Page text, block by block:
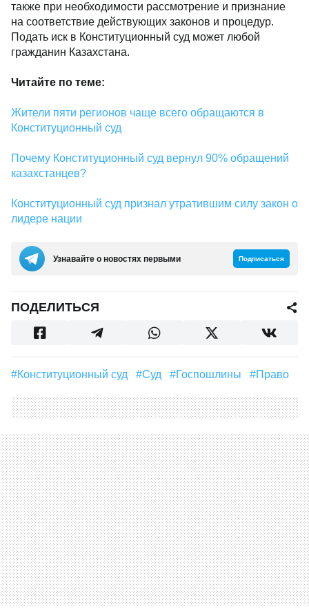
также при необходимости рассмотрение и признание
на соответствие действующих законов и процедур.
Подать иск в Конституционный суд может любой
гражданин Казахстана.
Читайте по теме:
Жители пяти регионов чаще всего обращаются в
Конституционный суд
Почему Конституционный суд вернул 90% обращений
казахстанцев?
Конституционный суд признал утратившим силу закон о
лидере нации
Узнавайте о новостях первыми Подписаться
ПОДЕЛИТЬСЯ
#Конституционный суд #суд #госпошлины #Право